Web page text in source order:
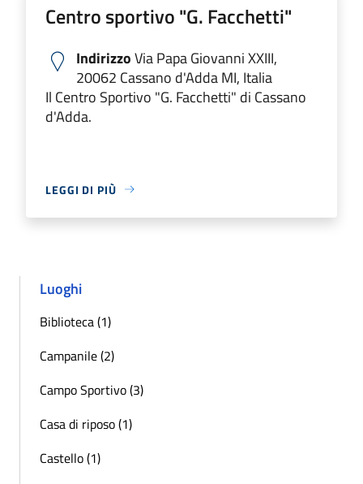
Centro sportivo "G. Facchetti"
IndirizzoVia Papa Giovanni XXIII,
20062 Cassano d'Adda MI, Italia
Il Centro Sportivo "G. Facchetti" di Cassano
d'Adda.
LEGGI DI PIÙ
Luoghi
Biblioteca (1)
Campanile (2)
Campo Sportivo (3)
Casa di riposo (1)
Castello (1)